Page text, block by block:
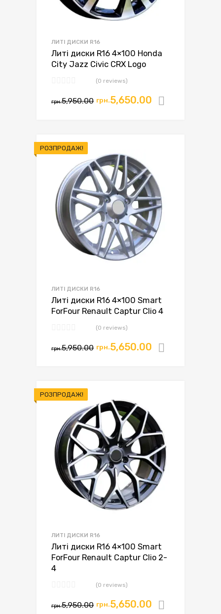
ЛИТІ ДИСКИ R16
Литі диски R16 4×100 Honda
City Jazz Civic CRX Logo
(0 reviews)
грн.5,950.00 грн.5,650.00
РОЗПРОДАЖ!
ЛИТІ ДИСКИ R16
Литі диски R16 4×100 Smart
ForFour Renault Captur Clio 4
(0 reviews)
грн.5,950.00 грн.5,650.00
РОЗПРОДАЖ!
ЛИТІ ДИСКИ R16
Литі диски R16 4×100 Smart
ForFour Renault Captur Clio 2-
4
(0 reviews)
грн.5,950.00 грн.5,650.00